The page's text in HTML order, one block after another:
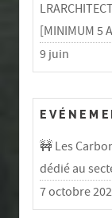
[MINIMUM 5
9 juin
🚧 Les
dédié au
7 octobre